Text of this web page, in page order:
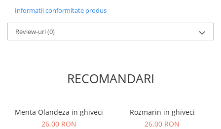
Informatii conformitate produs
Review-uri(0)
RECOMANDARI
Menta Olandeza in ghiveci
26,00 RON
Rozmarin in ghiveci
26,00 RON